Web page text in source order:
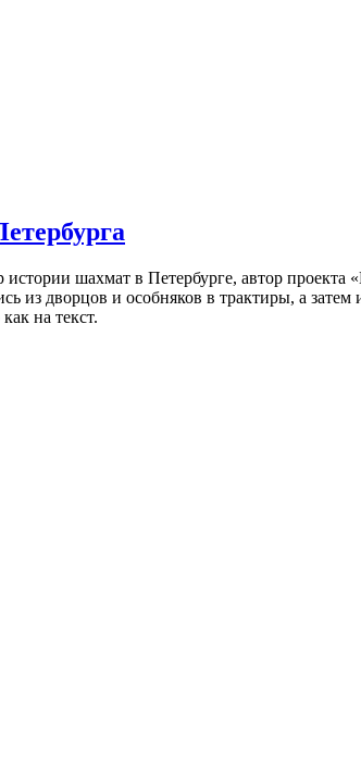
шахмат в Петербурге, автор
из дворцов и особняков в трактиры, а
на текст.